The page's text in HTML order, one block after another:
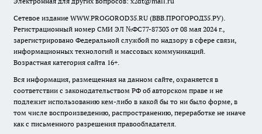
Сетевое издание WWW.PROGOROD35.RU (ВВВ.ПРОГОРОД35.РУ).
Регистрационный номер СМИ ЭЛ №ФС77-87303 от 08 мая 2024 г.,
зарегистрировано Федеральной службой по надзору в сфере связи,
информационных технологий и массовых коммуникаций.
Возрастная категория сайта 16+.
Вся информация, размещенная на данном сайте, охраняется в
соответствии с законодательством РФ об авторском праве и не
подлежит использованию кем-либо в какой бы то ни было форме, в
том числе воспроизведению, распространению, переработке не иначе
как с письменного разрешения правообладателя.